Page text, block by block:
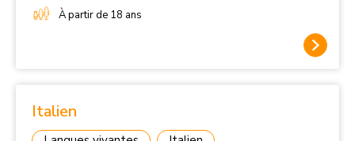
À partir de 18 ans
Italien